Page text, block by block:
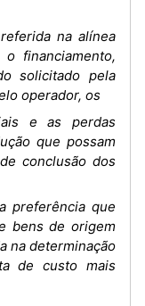
na alínea
financiamento,
solicitado pela
operador, os
e as perdas
que possam
conclusão dos
preferência que
bens de origem
na determinação
de custo mais